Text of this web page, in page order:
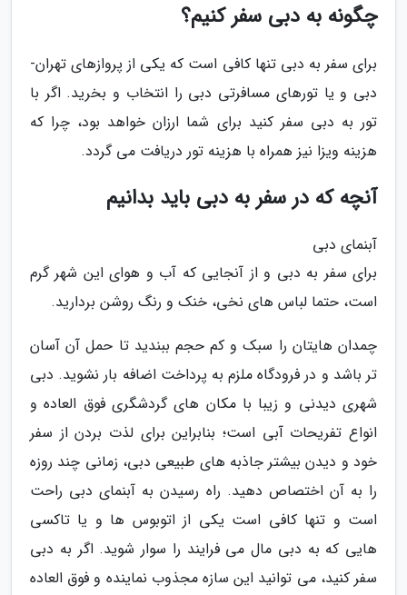
چگونه به دبی سفر کنیم؟
برای سفر به دبی تنها کافی است که یکی از پروازهای تهران-
دبی و یا تورهای مسافرتی دبی را انتخاب و بخرید. اگر با
تور به دبی سفر کنید برای شما ارزان خواهد بود، چرا که
هزینه ویزا نیز همراه با هزینه تور دریافت می گردد.
آنچه که در سفر به دبی باید بدانیم
آبنمای دبی
برای سفر به دبی و از آنجایی که آب و هوای این شهر گرم
است، حتما لباس های نخی، خنک و رنگ روشن بردارید.
چمدان هایتان را سبک و کم حجم ببندید تا حمل آن آسان
تر باشد و در فرودگاه ملزم به پرداخت اضافه بار نشوید. دبی
شهری دیدنی و زیبا با مکان های گردشگری فوق العاده و
انواع تفریحات آبی است؛ بنابراین برای لذت بردن از سفر
خود و دیدن بیشتر جاذبه های طبیعی دبی، زمانی چند روزه
را به آن اختصاص دهید. راه رسیدن به آبنمای دبی راحت
است و تنها کافی است یکی از اتوبوس ها و یا تاکسی
هایی که به دبی مال می فرایند را سوار شوید. اگر به دبی
سفر کنید، می توانید این سازه مجذوب نماینده و فوق العاده